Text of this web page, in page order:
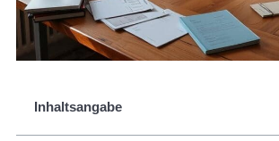
Inhaltsangabe